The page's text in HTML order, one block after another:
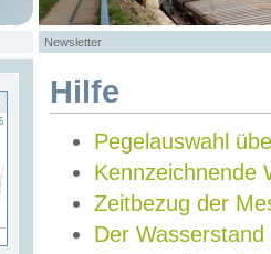
Newsletter
Hilfe
Pegelauswahl
Kennzeichnende
Zeitbezug der
Der Wasserstand